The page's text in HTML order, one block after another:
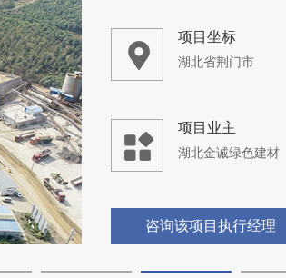
项目坐标
湖北省荆门市
项目业主
湖北金诚绿色建材
咨询该项目执行经理